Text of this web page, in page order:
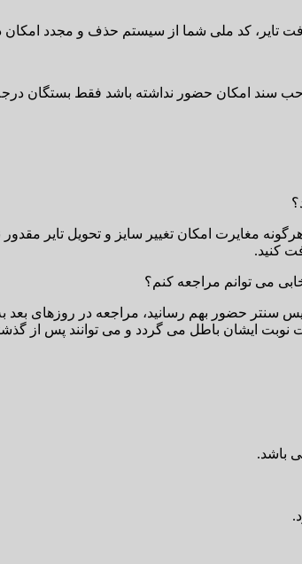
تایر، کد ملی شما از سیستم حذف و مجدد امکان
امکان حضور نداشته باشد فقط بستگان درجه یک
مغایرت امکان تغییر سایز و تحویل تایر
کنید.
حضور بهم رسانید، مراجعه در روزهای بعد
نوبت ایشان باطل می گردد و می توانند پس از